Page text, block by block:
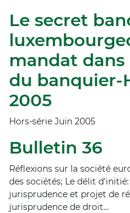
Le secret
mandat
du banquier-
2005
Hors-série Juin 2005
Bulletin 36
Réflexions sur la société
des sociétés; Le délit
jurisprudence et projet de
jurisprudence de droit…